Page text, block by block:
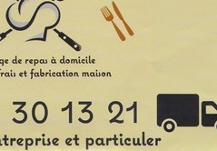
Hier